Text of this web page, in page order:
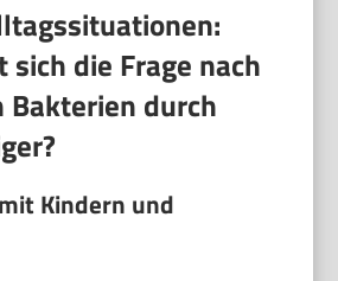
die Frage nach
durch
Kindern und